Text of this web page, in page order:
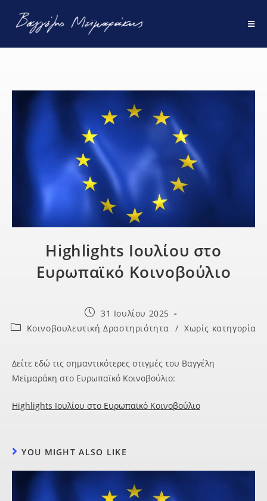
Highlights Ιουλίου στο
Ευρωπαϊκό Κοινοβούλιο
31 Ιουλίου 2025
Κοινοβουλευτική Δραστηριότητα / Χωρίς κατηγορία
Δείτε εδώ τις σημαντικότερες στιγμές του Βαγγέλη
Μεϊμαράκη στο Ευρωπαϊκό Κοινοβούλιο:
Highlights Ιουλίου στο Ευρωπαϊκό Κοινοβούλιο
YOU MIGHT ALSO LIKE